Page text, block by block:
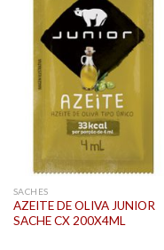
SACHES
AZEITE DE OLIVA JUNIOR
SACHE CX 200X4ML